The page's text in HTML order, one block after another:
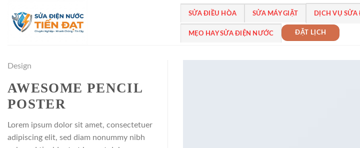
qua
SỬA ĐIỀU HÒA SỬA MÁY GIẶT DỊCH VỤ
MẸO HAY SỬA ĐIỆN NƯỚC ĐẶT LỊCH
Design
AWESOME PENCIL
POSTER
Lorem ipsum dolor sit amet, consectetuer
adipiscing elit, sed diam nonummy nibh